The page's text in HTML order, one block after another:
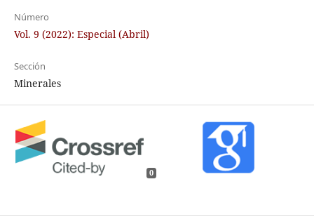
Número
Vol. 9 (2022): Especial (Abril)
Sección
Minerales
0